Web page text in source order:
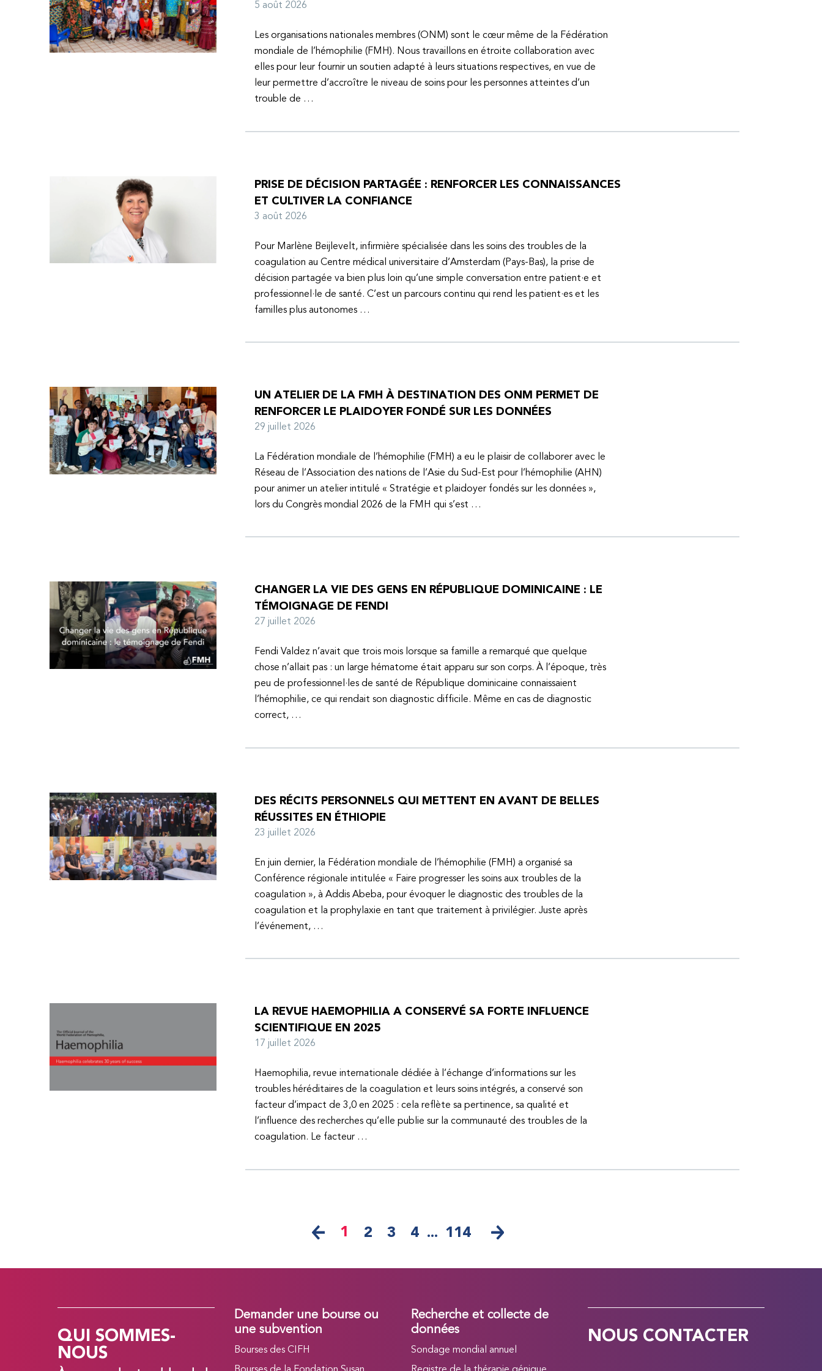
l’espoir d’une vie meilleure.
5 août 2026
Les organisations nationales membres (ONM) sont le cœur même de la Fédération
mondiale de l’hémophilie (FMH). Nous travaillons en étroite collaboration avec
elles pour leur fournir un soutien adapté à leurs situations respectives, en vue de
leur permettre d’accroître le niveau de soins pour les personnes atteintes d’un
trouble de …
PRISE DE DÉCISION PARTAGÉE : RENFORCER LES CONNAISSANCES
ET CULTIVER LA CONFIANCE
3 août 2026
Pour Marlène Beijlevelt, infirmière spécialisée dans les soins des troubles de la
coagulation au Centre médical universitaire d’Amsterdam (Pays-Bas), la prise de
décision partagée va bien plus loin qu’une simple conversation entre patient·e et
professionnel·le de santé. C’est un parcours continu qui rend les patient·es et les
familles plus autonomes …
UN ATELIER DE LA FMH À DESTINATION DES ONM PERMET DE
RENFORCER LE PLAIDOYER FONDÉ SUR LES DONNÉES
29 juillet 2026
La Fédération mondiale de l’hémophilie (FMH) a eu le plaisir de collaborer avec le
Réseau de l’Association des nations de l’Asie du Sud-Est pour l’hémophilie (AHN)
pour animer un atelier intitulé « Stratégie et plaidoyer fondés sur les données »,
lors du Congrès mondial 2026 de la FMH qui s’est …
CHANGER LA VIE DES GENS EN RÉPUBLIQUE DOMINICAINE : LE
TÉMOIGNAGE DE FENDI
27 juillet 2026
Fendi Valdez n’avait que trois mois lorsque sa famille a remarqué que quelque
chose n’allait pas : un large hématome était apparu sur son corps. À l’époque, très
peu de professionnel·les de santé de République dominicaine connaissaient
l’hémophilie, ce qui rendait son diagnostic difficile. Même en cas de diagnostic
correct, …
DES RÉCITS PERSONNELS QUI METTENT EN AVANT DE BELLES
RÉUSSITES EN ÉTHIOPIE
23 juillet 2026
En juin dernier, la Fédération mondiale de l’hémophilie (FMH) a organisé sa
Conférence régionale intitulée « Faire progresser les soins aux troubles de la
coagulation », à Addis Abeba, pour évoquer le diagnostic des troubles de la
coagulation et la prophylaxie en tant que traitement à privilégier. Juste après
l’événement, …
LA REVUE HAEMOPHILIA A CONSERVÉ SA FORTE INFLUENCE
SCIENTIFIQUE EN 2025
17 juillet 2026
Haemophilia, revue internationale dédiée à l’échange d’informations sur les
troubles héréditaires de la coagulation et leurs soins intégrés, a conservé son
facteur d’impact de 3,0 en 2025 : cela reflète sa pertinence, sa qualité et
l’influence des recherches qu’elle publie sur la communauté des troubles de la
coagulation. Le facteur …
1 2 3 4 ... 114
QUI SOMMES-
NOUS
Demander une bourse ou
une subvention
Bourses des CIFH
Recherche et collecte de
données
Sondage mondial annuel
NOUS CONTACTER